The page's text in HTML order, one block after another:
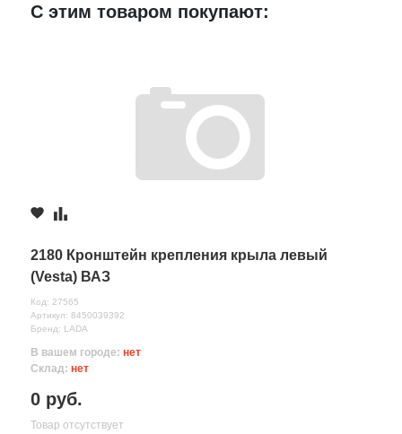
ул.Коминтерновская
Отправляя форму вы соглашаетесь на
данных
С этим товаром покупают:
2180 Кронштейн крепления крыла левый
(Vesta) ВАЗ
Код: 27565
Артикул: 8450039392
Бренд: LADA
В вашем городе: нет
Склад: нет
0 руб.
Товар отсутствует